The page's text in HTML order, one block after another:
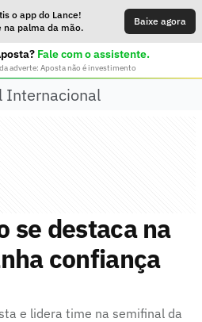
o app do Lance!
na palma da mão.
Baixe agora
Fale com o assistente.
adverte: Aposta não é investimento
Internacional
se destaca na
confiança
e lidera time na semifinal da